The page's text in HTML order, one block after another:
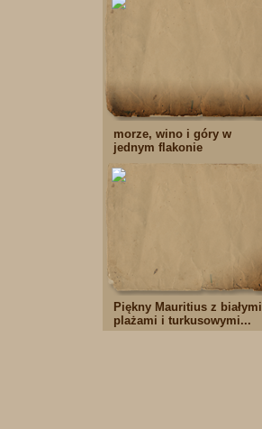
morze, wino i góry w
jednym flakonie
Piękny Mauritius z białymi
plażami i turkusowymi...